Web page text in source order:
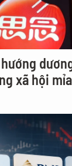
xã hội